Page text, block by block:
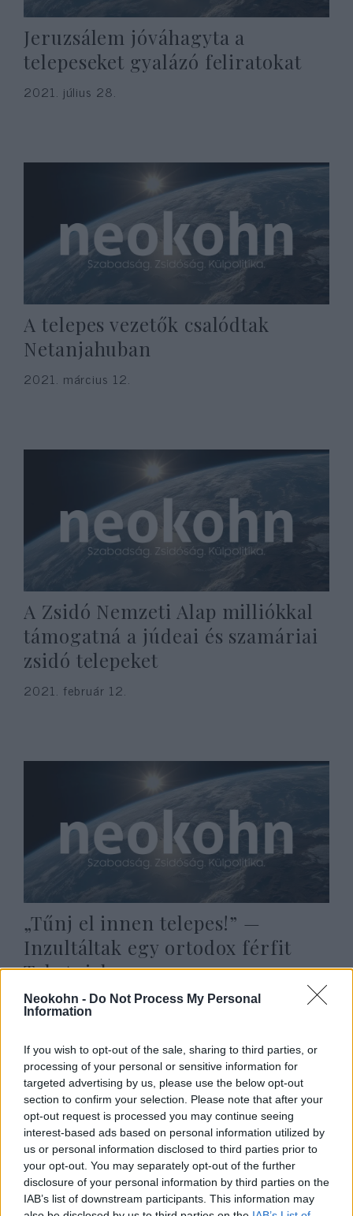
Neokohn - Do Not Process My Personal
Information
If you wish to opt-out of the sale, sharing to third parties, or
processing of your personal or sensitive information for
targeted advertising by us, please use the below opt-out
section to confirm your selection. Please note that after your
opt-out request is processed you may continue seeing
interest-based ads based on personal information utilized by
us or personal information disclosed to third parties prior to
your opt-out. You may separately opt-out of the further
disclosure of your personal information by third parties on the
IAB’s list of downstream participants. This information may
Jeruzsálem jóváhagyta a
telepeseket gyalázó feliratokat
2021. július 28.
A telepes vezetők csalódtak
Netanjahuban
2021. március 12.
A Zsidó Nemzeti Alap milliókkal
támogatná a júdeai és szamáriai
zsidó telepeket
2021. február 12.
„Tűnj el innen telepes!” —
Inzultáltak egy ortodox férfit
Tel-Avivban
2020. augusztus 31.